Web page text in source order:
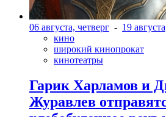
06 августа, четверг - 19
кино
широкий кинопрокат
кинотеатры
Гарик Харламов и
Журавлев